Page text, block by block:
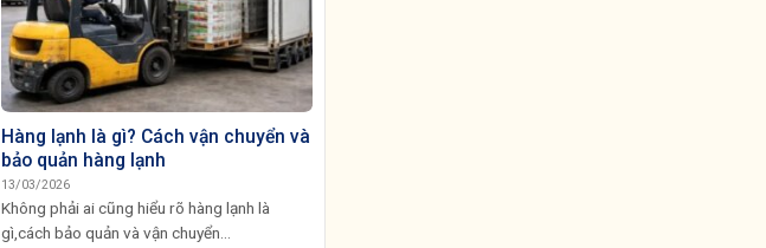
Hàng lạnh là gì? Cách vận chuyển và
bảo quản hàng lạnh
13/03/2026
Không phải ai cũng hiểu rõ hàng lạnh là
gì,cách bảo quản và vận chuyển...